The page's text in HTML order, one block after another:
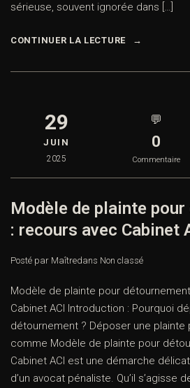
sérieuse, souvent ignorée dans […]
CONTINUER LA LECTURE
29
JUIN
2025
💬
0
Commentaire
Modèle de plainte
: recours avec Cabinet
Posté par Maîtredans Non classé
Modèle de plainte pour
Cabinet ACI Introduction : Pourquoi
détournement ? Déposer une plainte
comme Modèle de plainte pour
Cabinet ACI est une démarche
d’un avocat pénaliste. Qu’il s’agisse